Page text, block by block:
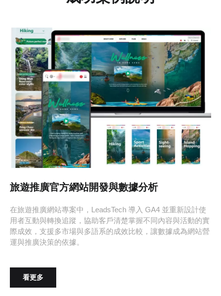
旅遊推廣官方網站開發與數據分析
在旅遊推廣網站專案中，LeadsTech 導入 GA4 並重新設計使
用者互動與轉換追蹤，協助客戶清楚掌握不同內容與活動的實
際成效，支援多市場與多語系的成效比較，讓數據成為網站營
運與推廣決策的依據。
看更多